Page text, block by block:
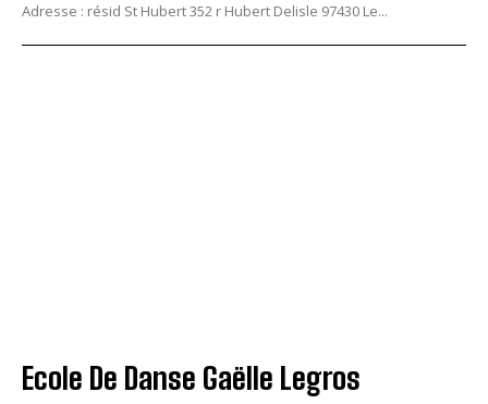
Adresse : résid St Hubert 352 r Hubert Delisle 97430 Le...
Ecole De Danse Gaëlle Legros